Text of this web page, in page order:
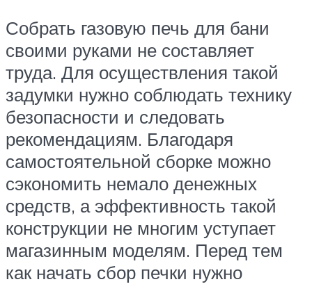
Собрать газовую печь для бани
своими руками не составляет
труда. Для осуществления такой
задумки нужно соблюдать технику
безопасности и следовать
рекомендациям. Благодаря
самостоятельной сборке можно
сэкономить немало денежных
средств, а эффективность такой
конструкции не многим уступает
магазинным моделям. Перед тем
как начать сбор печки нужно